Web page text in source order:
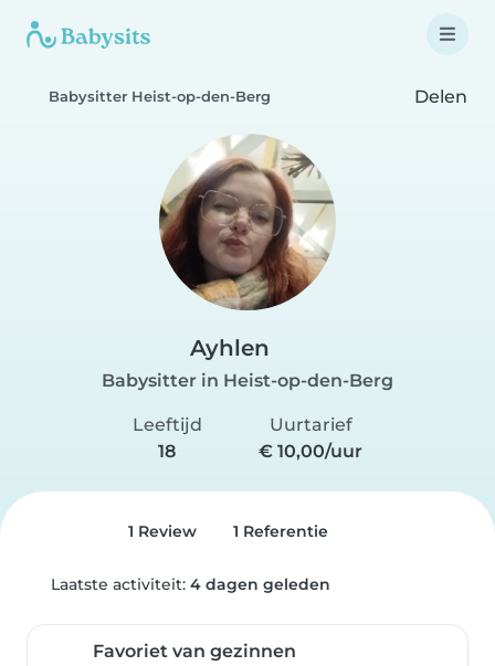
Babysitter Heist-op-den-Berg Delen
Ayhlen
Babysitter in Heist-op-den-Berg
Leeftijd
18
Uurtarief
€ 10,00/uur
1 Review 1 Referentie
Laatste activiteit: 4 dagen geleden
Favoriet van gezinnen